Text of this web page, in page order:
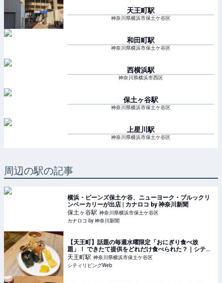
天王町駅
神奈川県横浜市保土ケ谷区
和田町駅
神奈川県横浜市保土ケ谷区
西横浜駅
神奈川県横浜市西区
保土ヶ谷駅
神奈川県横浜市保土ケ谷区
上星川 駅
神奈川県横浜市保土ケ谷区
周辺の駅の記事
横浜・ビーンズ保土ケ谷、ニューヨーク・ブルックリ
ンベーカリーが出店 | カナロコ by 神奈川新聞
保土ヶ谷駅 神奈川県横浜市保土ケ谷区
カナロコ by 神奈川新聞
【天王町】話題の毎週水曜限定「おにぎり食べ放
題」！ できたて提供をどれだけ食べられた？｜シティ
リビングWeb
天王町駅 神奈川県横浜市保土ケ谷区
シティリビングWeb